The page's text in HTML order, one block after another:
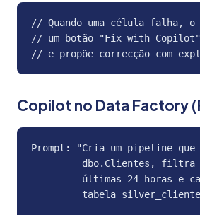
// Quando uma célula falha,
// um botão "Fix with
// e propõe correcção com
Copilot no Data Factory
Prompt: "Cria um pipeline que
dbo.Clientes,
últimas 24 horas e
tabela